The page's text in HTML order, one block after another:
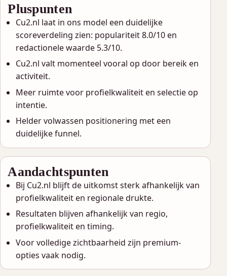
Pluspunten
Cu2.nl laat in ons model een duidelijke
scoreverdeling zien: populariteit 8.0/10 en
redactionele waarde 5.3/10.
Cu2.nl valt momenteel vooral op door bereik en
activiteit.
Meer ruimte voor profielkwaliteit en selectie op
intentie.
Helder volwassen positionering met een
duidelijke funnel.
Aandachtspunten
Bij Cu2.nl blijft de uitkomst sterk afhankelijk van
profielkwaliteit en regionale drukte.
Resultaten blijven afhankelijk van regio,
profielkwaliteit en timing.
Voor volledige zichtbaarheid zijn premium-
opties vaak nodig.